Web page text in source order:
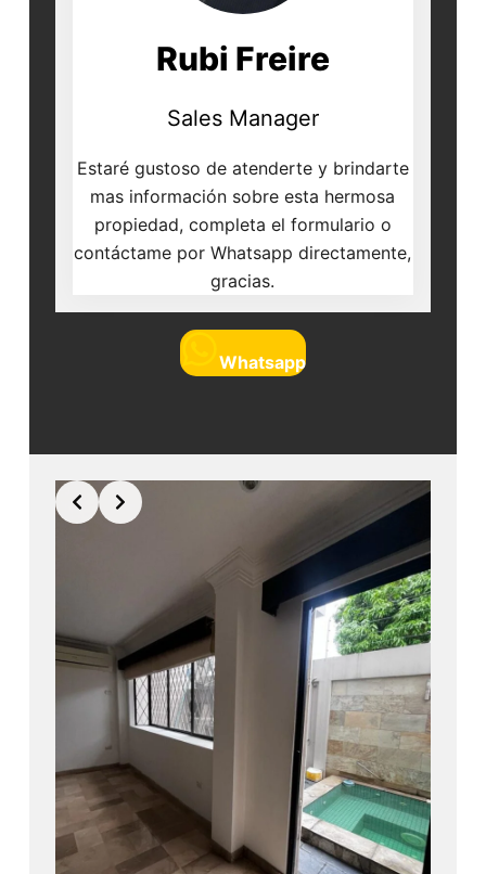
Rubi Freire
Sales Manager
Estaré gustoso de atenderte y brindarte
mas información sobre esta hermosa
propiedad, completa el formulario o
contáctame por Whatsapp directamente,
gracias.
Whatsapp